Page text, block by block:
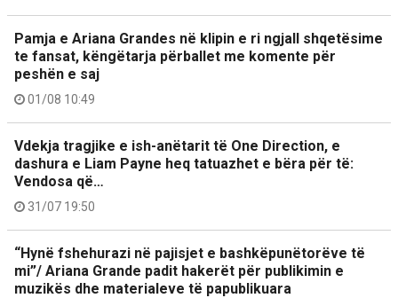
Pamja e Ariana Grandes në klipin e ri ngjall shqetësime
te fansat, këngëtarja përballet me komente për
peshën e saj
01/08 10:49
Vdekja tragjike e ish-anëtarit të One Direction, e
dashura e Liam Payne heq tatuazhet e bëra për të:
Vendosa që…
31/07 19:50
“Hynë fshehurazi në pajisjet e bashkëpunëtorëve të
mi”/ Ariana Grande padit hakerët për publikimin e
muzikës dhe materialeve të papublikuara